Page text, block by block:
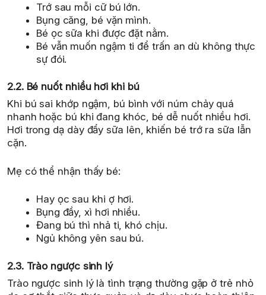
Trớ sau mỗi cữ bú lớn.
Bụng căng, bé vặn mình.
Bé ọc sữa khi được đặt nằm.
Bé vẫn muốn ngậm ti để trấn an dù không thực
sự đói.
2.2. Bé nuốt nhiều hơi khi bú
Khi bú sai khớp ngậm, bú bình với núm chảy quá
nhanh hoặc bú khi đang khóc, bé dễ nuốt nhiều hơi.
Hơi trong dạ dày đẩy sữa lên, khiến bé trớ ra sữa lẫn
cặn.
Mẹ có thể nhận thấy bé:
Hay ọc sau khi ợ hơi.
Bụng đầy, xì hơi nhiều.
Đang bú thì nhả ti, khó chịu.
Ngủ không yên sau bú.
2.3. Trào ngược sinh lý
Trào ngược sinh lý là tình trạng thường gặp ở trẻ nhỏ